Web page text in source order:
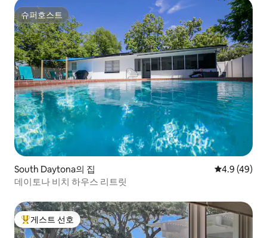
슈퍼호스트
슈퍼호스트
South Daytona의 집 평점 4.9점(5
4.9 (49)
데이토나 비치 하우스 리트릿
상위 게스트 선호
게스트 선호